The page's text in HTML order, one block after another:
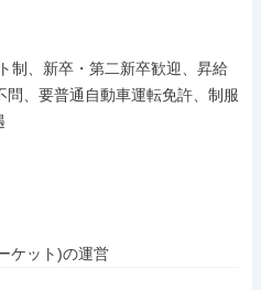
制、新卒・第二新卒歓迎、昇給
、要普通自動車運転免許、制服
ケット)の運営